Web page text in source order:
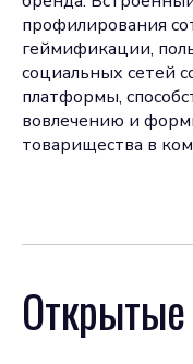
профилирования
геймификации,
социальных сетей
платформы,
вовлечению и
товарищества в